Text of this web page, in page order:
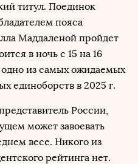
титул. Поединок
пояса
Маддаленой пройдет
в ночь с 15 на 16
из самых ожидаемых
единоборств в 2025 г.
России,
может завоевать
весе. Никого из
рейтинга нет.